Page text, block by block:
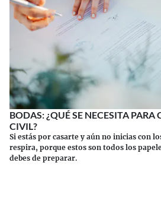
BODAS: ¿QUÉ SE NECESITA PARA
CIVIL?
Si estás por casarte y aún no inicias con
respira, porque estos son todos los
debes de preparar.